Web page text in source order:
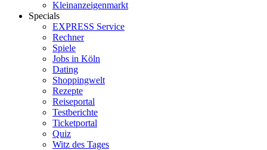
Kleinanzeigenmarkt
Specials
EXPRESS Service
Rechner
Spiele
Jobs in Köln
Dating
Shoppingwelt
Rezepte
Reiseportal
Testberichte
Ticketportal
Quiz
Witz des Tages